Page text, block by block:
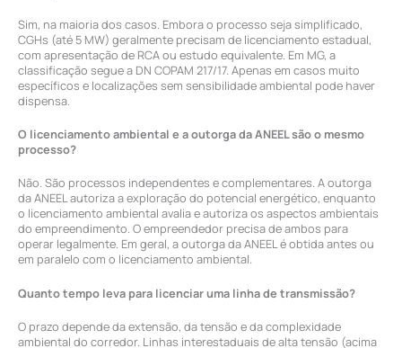
Sim, na maioria dos casos. Embora o processo seja simplificado,
CGHs (até 5 MW) geralmente precisam de licenciamento estadual,
com apresentação de RCA ou estudo equivalente. Em MG, a
classificação segue a DN COPAM 217/17. Apenas em casos muito
específicos e localizações sem sensibilidade ambiental pode haver
dispensa.
O licenciamento ambiental e a outorga da ANEEL são o mesmo
processo?
Não. São processos independentes e complementares. A outorga
da ANEEL autoriza a exploração do potencial energético, enquanto
o licenciamento ambiental avalia e autoriza os aspectos ambientais
do empreendimento. O empreendedor precisa de ambos para
operar legalmente. Em geral, a outorga da ANEEL é obtida antes ou
em paralelo com o licenciamento ambiental.
Quanto tempo leva para licenciar uma linha de transmissão?
O prazo depende da extensão, da tensão e da complexidade
ambiental do corredor. Linhas interestaduais de alta tensão (acima